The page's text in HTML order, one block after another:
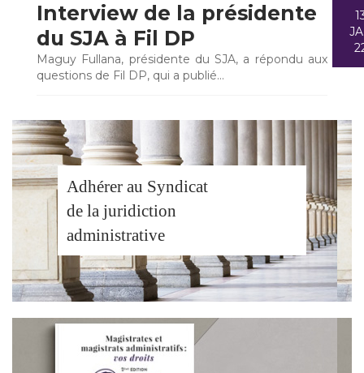
Interview de la présidente
du SJA à Fil DP
Maguy Fullana, présidente du SJA, a répondu aux
questions de Fil DP, qui a publié…
Adhérer au Syndicat
de la juridiction
administrative